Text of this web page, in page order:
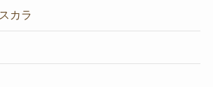
カラ